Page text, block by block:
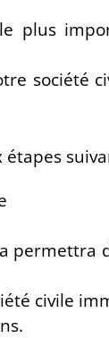
plus
société
permettra
civile